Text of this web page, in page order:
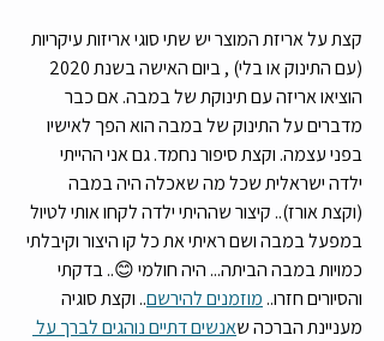
קצת על אריזת המוצר יש שתי סוגי אריזות עיקריות
הוציאו אריזה עם תינוקת של במבה. אם כבר
מדברים על התינוק של במבה הוא הפך לאישיו
בפני עצמה. וקצת סיפור נחמד. גם אני ההייתי
ילדה ישראלית שכל מה שאכלה היה במבה
(וקצת אורז).. קיצור שההיתי ילדה לקחו אותי לטיול
במפעל במבה ושם ראיתי את כל קו היצור וקיבלתי
כמויות במבה הביתה... היה חולמי 😊.. בדקתי
והסיורים חזרו.. מוזמנים להירשם.. וקצת סוגיה
מעניינת הברכה שאנשים דתיים נוהגים לברך על